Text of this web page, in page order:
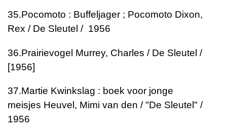
35.Pocomoto : Buffeljager ; Pocomoto Dixon,
Rex / De Sleutel / 1956
36.Prairievogel Murrey, Charles / De Sleutel /
[1956]
37.Martie Kwinkslag : boek voor jonge
meisjes Heuvel, Mimi van den / "De Sleutel" /
1956